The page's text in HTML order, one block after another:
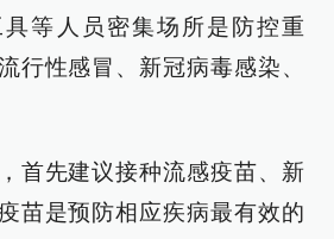
等人员密集场所是防控重
行性感冒、新冠病毒感染、
首先建议接种流感疫苗、新
苗是预防相应疾病最有效的